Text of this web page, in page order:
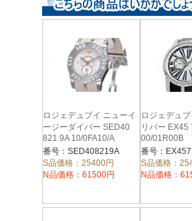
ロジェデュブイ ニューイ
ージーダイバー SED40
821 9A 10/0FA10/A
番号：SED408219A
S品価格：25400円
N品価格：61500円
ロジェデュ
リバー EX45
00/01R00B
番号：
S品価格：
N品価格：